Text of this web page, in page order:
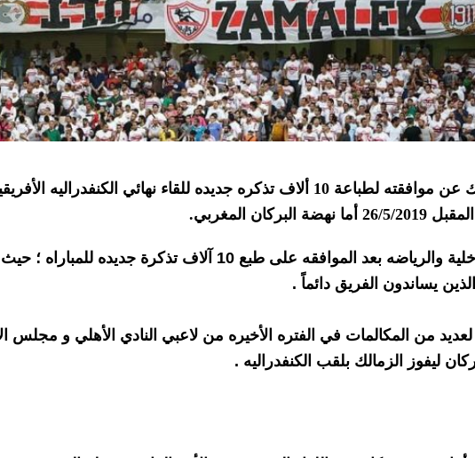
اعلن مرتضي منصور رئيس نادي الزمالك عن موافقته لطباعة 10 ألاف تذكره جديده
المغربي.
10 آلاف تذكرة جديده للمباراه ؛ حيث سيتم طرحها للبيع يوم غد بعد
يساندون الفريق دائماً .
ليفوز الزمالك بلقب الكنفدراليه .